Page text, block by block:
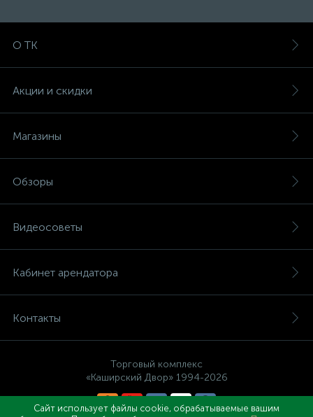
О ТК
Акции и скидки
Магазины
Обзоры
Видеосоветы
Кабинет арендатора
Контакты
Торговый комплекс
«Каширский Двор» 1994-2026
Сайт использует файлы cookie, обрабатываемые вашим